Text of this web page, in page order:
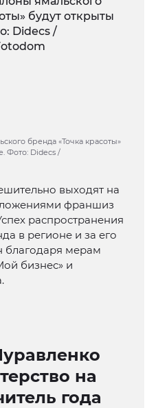
бренда «Точка красоты»
Фото: Didecs /
выходят на
франшиз
распространения
в регионе и за его
благодаря мерам
бизнес» и
на
года